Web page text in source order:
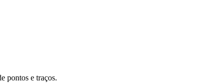
pontos e traços.